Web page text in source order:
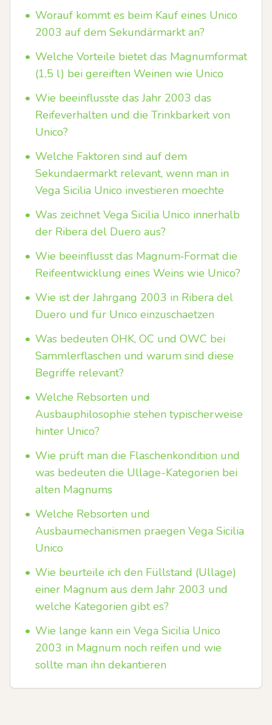
• Worauf kommt es beim Kauf eines Unico
2003 auf dem Sekundärmarkt an?
• Welche Vorteile bietet das Magnumformat
(1,5 l) bei gereiften Weinen wie Unico
• Wie beeinflusste das Jahr 2003 das
Reifeverhalten und die Trinkbarkeit von
Unico?
• Welche Faktoren sind auf dem
Sekundaermarkt relevant, wenn man in
Vega Sicilia Unico investieren moechte
• Was zeichnet Vega Sicilia Unico innerhalb
der Ribera del Duero aus?
• Wie beeinflusst das Magnum‑Format die
Reifeentwicklung eines Weins wie Unico?
• Wie ist der Jahrgang 2003 in Ribera del
Duero und für Unico einzuschaetzen
• Was bedeuten OHK, OC und OWC bei
Sammlerflaschen und warum sind diese
Begriffe relevant?
• Welche Rebsorten und
Ausbauphilosophie stehen typischerweise
hinter Unico?
• Wie prüft man die Flaschenkondition und
was bedeuten die Ullage-Kategorien bei
alten Magnums
• Welche Rebsorten und
Ausbaumechanismen praegen Vega Sicilia
Unico
• Wie beurteile ich den Füllstand (Ullage)
einer Magnum aus dem Jahr 2003 und
welche Kategorien gibt es?
• Wie lange kann ein Vega Sicilia Unico
2003 in Magnum noch reifen und wie
sollte man ihn dekantieren